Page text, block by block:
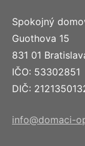
Spokojný
Guothova 15
831 01
IČO: 53302851
DIČ:
info@domaci-